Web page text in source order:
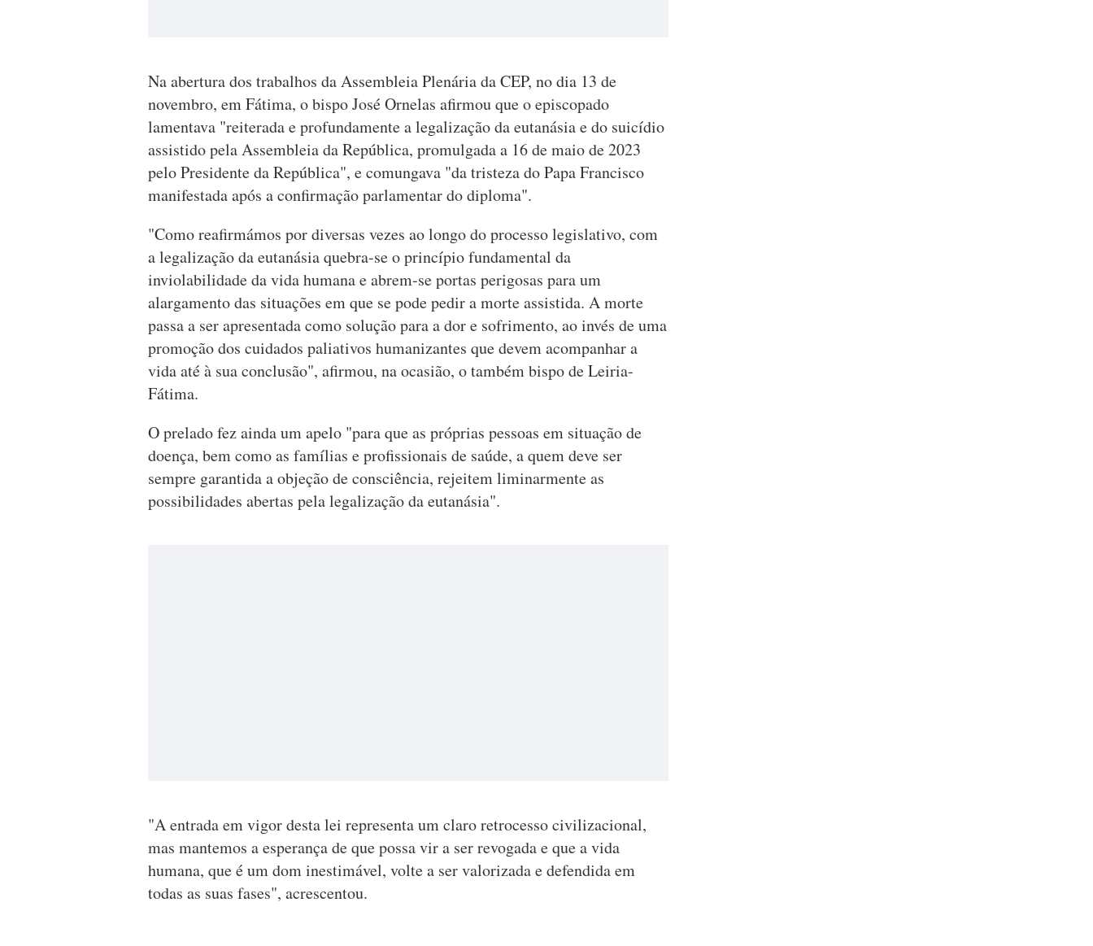
Na abertura dos trabalhos da Assembleia Plenária da CEP, no dia 13 de
novembro, em Fátima, o bispo José Ornelas afirmou que o episcopado
lamentava "reiterada e profundamente a legalização da eutanásia e do suicídio
assistido pela Assembleia da República, promulgada a 16 de maio de 2023
pelo Presidente da República", e comungava "da tristeza do Papa Francisco
manifestada após a confirmação parlamentar do diploma".
"Como reafirmámos por diversas vezes ao longo do processo legislativo, com
a legalização da eutanásia quebra-se o princípio fundamental da
inviolabilidade da vida humana e abrem-se portas perigosas para um
alargamento das situações em que se pode pedir a morte assistida. A morte
passa a ser apresentada como solução para a dor e sofrimento, ao invés de uma
promoção dos cuidados paliativos humanizantes que devem acompanhar a
vida até à sua conclusão", afirmou, na ocasião, o também bispo de Leiria-
Fátima.
O prelado fez ainda um apelo "para que as próprias pessoas em situação de
doença, bem como as famílias e profissionais de saúde, a quem deve ser
sempre garantida a objeção de consciência, rejeitem liminarmente as
possibilidades abertas pela legalização da eutanásia".
"A entrada em vigor desta lei representa um claro retrocesso civilizacional,
mas mantemos a esperança de que possa vir a ser revogada e que a vida
humana, que é um dom inestimável, volte a ser valorizada e defendida em
todas as suas fases", acrescentou.